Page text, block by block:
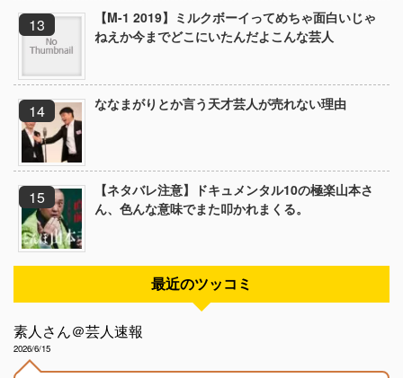
【M-1 2019】ミルクボーイってめちゃ面白いじゃ
ねえか今までどこにいたんだよこんな芸人
ななまがりとか言う天才芸人が売れない理由
【ネタバレ注意】ドキュメンタル10の極楽山本さ
ん、色んな意味でまた叩かれまくる。
最近のツッコミ
素人さん＠芸人速報
2026/6/15